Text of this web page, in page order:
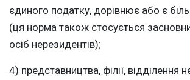
єдиного податку, дорівнює або є
(ця норма також стосується
осіб нерезидентів);
4) представництва, філії, відділення